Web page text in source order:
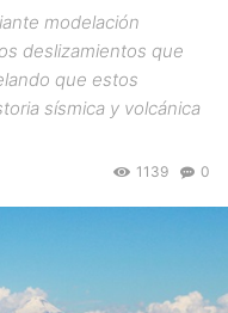
modelación
deslizamientos que
que estos
sísmica y volcánica
0
1139